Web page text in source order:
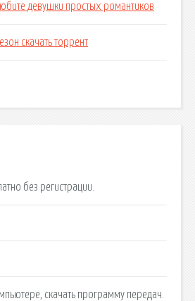
девушки простых романтиков
скачать торрент
без регистрации.
скачать программу передач.